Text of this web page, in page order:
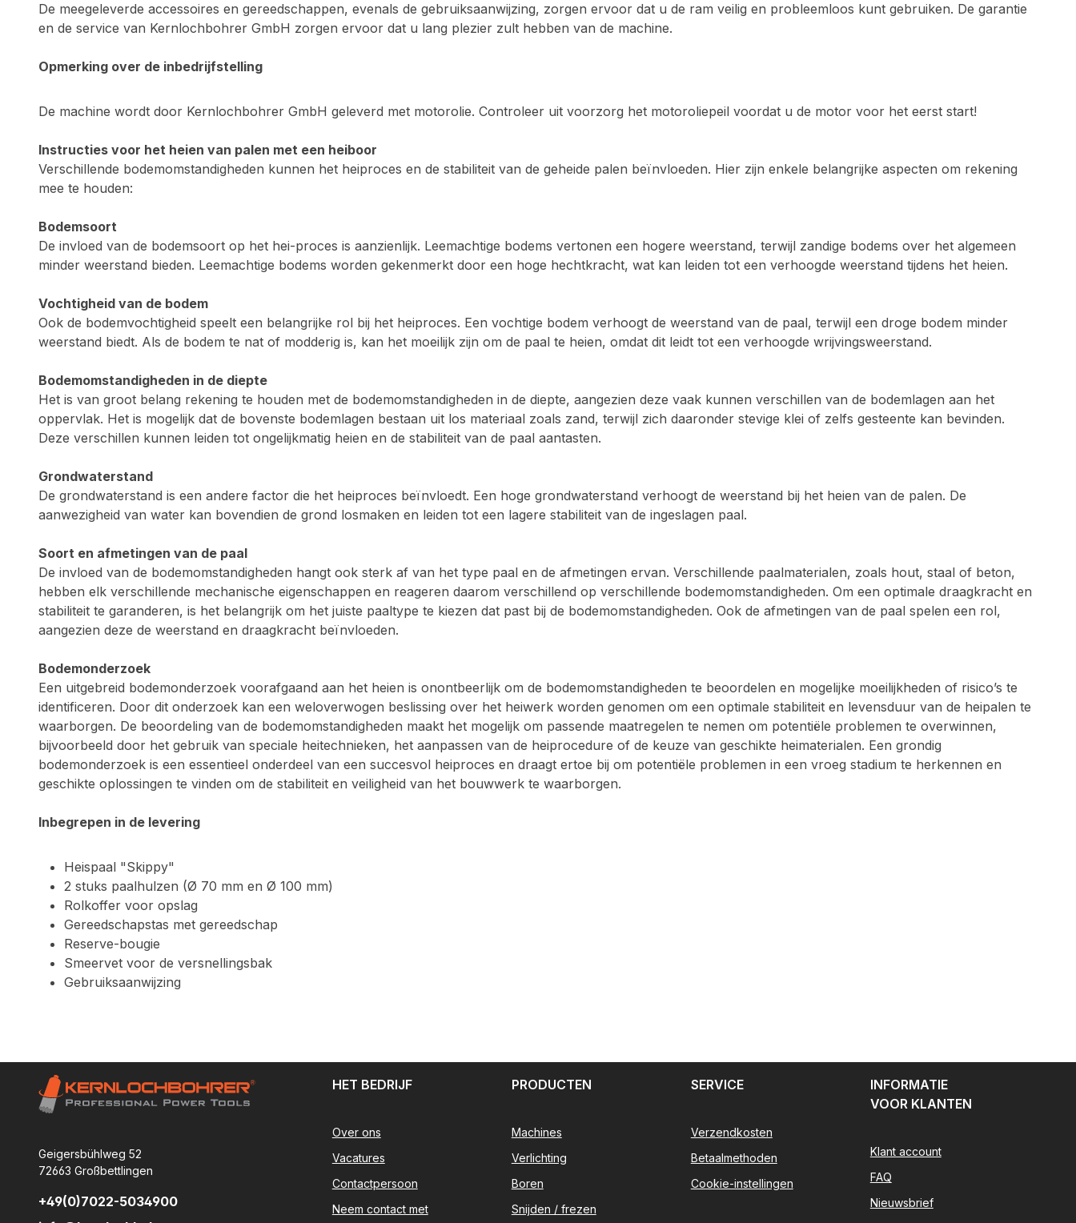
De meegeleverde accessoires en gereedschappen, evenals de gebruiksaanwijzing, zorgen ervoor dat u de ram veilig en probleemloos kunt gebruiken. De garantie
en de service van Kernlochbohrer GmbH zorgen ervoor dat u lang plezier zult hebben van de machine.
Opmerking over de inbedrijfstelling
De machine wordt door Kernlochbohrer GmbH geleverd met motorolie. Controleer uit voorzorg het motoroliepeil voordat u de motor voor het eerst start!
Instructies voor het heien van palen met een heiboor
Verschillende bodemomstandigheden kunnen het heiproces en de stabiliteit van de geheide palen beïnvloeden. Hier zijn enkele belangrijke aspecten om rekening
mee te houden:
Bodemsoort
De invloed van de bodemsoort op het hei-proces is aanzienlijk. Leemachtige bodems vertonen een hogere weerstand, terwijl zandige bodems over het algemeen
minder weerstand bieden. Leemachtige bodems worden gekenmerkt door een hoge hechtkracht, wat kan leiden tot een verhoogde weerstand tijdens het heien.
Vochtigheid van de bodem
Ook de bodemvochtigheid speelt een belangrijke rol bij het heiproces. Een vochtige bodem verhoogt de weerstand van de paal, terwijl een droge bodem minder
weerstand biedt. Als de bodem te nat of modderig is, kan het moeilijk zijn om de paal te heien, omdat dit leidt tot een verhoogde wrijvingsweerstand.
Bodemomstandigheden in de diepte
Het is van groot belang rekening te houden met de bodemomstandigheden in de diepte, aangezien deze vaak kunnen verschillen van de bodemlagen aan het
oppervlak. Het is mogelijk dat de bovenste bodemlagen bestaan uit los materiaal zoals zand, terwijl zich daaronder stevige klei of zelfs gesteente kan bevinden.
Deze verschillen kunnen leiden tot ongelijkmatig heien en de stabiliteit van de paal aantasten.
Grondwaterstand
De grondwaterstand is een andere factor die het heiproces beïnvloedt. Een hoge grondwaterstand verhoogt de weerstand bij het heien van de palen. De
aanwezigheid van water kan bovendien de grond losmaken en leiden tot een lagere stabiliteit van de ingeslagen paal.
Soort en afmetingen van de paal
De invloed van de bodemomstandigheden hangt ook sterk af van het type paal en de afmetingen ervan. Verschillende paalmaterialen, zoals hout, staal of beton,
hebben elk verschillende mechanische eigenschappen en reageren daarom verschillend op verschillende bodemomstandigheden. Om een optimale draagkracht en
stabiliteit te garanderen, is het belangrijk om het juiste paaltype te kiezen dat past bij de bodemomstandigheden. Ook de afmetingen van de paal spelen een rol,
aangezien deze de weerstand en draagkracht beïnvloeden.
Bodemonderzoek
Een uitgebreid bodemonderzoek voorafgaand aan het heien is onontbeerlijk om de bodemomstandigheden te beoordelen en mogelijke moeilijkheden of risico’s te
identificeren. Door dit onderzoek kan een weloverwogen beslissing over het heiwerk worden genomen om een optimale stabiliteit en levensduur van de heipalen te
waarborgen. De beoordeling van de bodemomstandigheden maakt het mogelijk om passende maatregelen te nemen om potentiële problemen te overwinnen,
bijvoorbeeld door het gebruik van speciale heitechnieken, het aanpassen van de heiprocedure of de keuze van geschikte heimaterialen. Een grondig
bodemonderzoek is een essentieel onderdeel van een succesvol heiproces en draagt ertoe bij om potentiële problemen in een vroeg stadium te herkennen en
geschikte oplossingen te vinden om de stabiliteit en veiligheid van het bouwwerk te waarborgen.
Inbegrepen in de levering
Heispaal "Skippy"
2 stuks paalhulzen (Ø 70 mm en Ø 100 mm)
Rolkoffer voor opslag
Gereedschapstas met gereedschap
Reserve-bougie
Smeervet voor de versnellingsbak
Gebruiksaanwijzing
Geigersbühlweg 52
72663 Großbettlingen
+49(0)7022-5034900
HET BEDRIJF
Over ons
Vacatures
Contactpersoon
Neem contact met
PRODUCTEN
Machines
Verlichting
Boren
Snijden / frezen
SERVICE
Verzendkosten
Betaalmethoden
Cookie-instellingen
INFORMATIE
VOOR KLANTEN
Klant account
FAQ
Nieuwsbrief